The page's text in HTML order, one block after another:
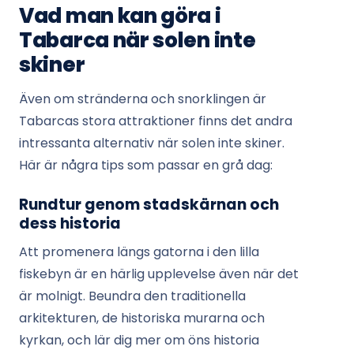
Vad man kan göra i
Tabarca när solen inte
skiner
Även om stränderna och snorklingen är
Tabarcas stora attraktioner finns det andra
intressanta alternativ när solen inte skiner.
Här är några tips som passar en grå dag:
Rundtur genom stadskärnan och
dess historia
Att promenera längs gatorna i den lilla
fiskebyn är en härlig upplevelse även när det
är molnigt. Beundra den traditionella
arkitekturen, de historiska murarna och
kyrkan, och lär dig mer om öns historia